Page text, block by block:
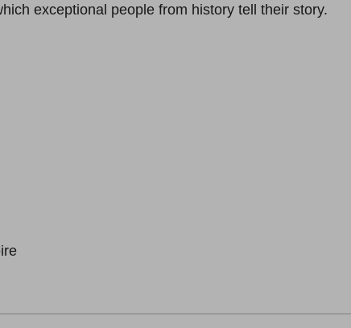
exceptional people from history tell their story.